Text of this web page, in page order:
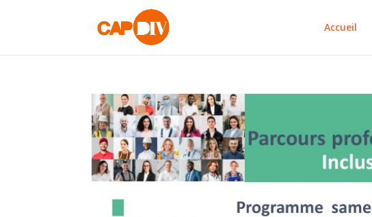
Accueil